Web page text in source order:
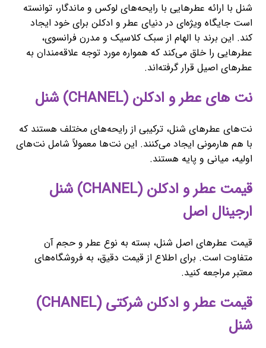
شنل با ارائه عطرهایی با رایحه‌های لوکس و ماندگار، توانسته
است جایگاه ویژه‌ای در دنیای عطر و ادکلن برای خود ایجاد
کند. این برند با الهام از سبک کلاسیک و مدرن فرانسوی،
عطرهایی را خلق می‌کند که همواره مورد توجه علاقه‌مندان به
عطرهای اصیل قرار گرفته‌اند.
نت های عطر و ادکلن (CHANEL) شنل
نت‌های عطرهای شنل، ترکیبی از رایحه‌های مختلف هستند که
با هم هارمونی ایجاد می‌کنند. این نت‌ها معمولاً شامل نت‌های
اولیه، میانی و پایه هستند.
قیمت عطر و ادکلن (CHANEL) شنل
ارجینال اصل
قیمت عطرهای اصل شنل، بسته به نوع عطر و حجم آن
متفاوت است. برای اطلاع از قیمت دقیق، به فروشگاه‌های
معتبر مراجعه کنید.
قیمت عطر و ادکلن شرکتی (CHANEL)
شنل